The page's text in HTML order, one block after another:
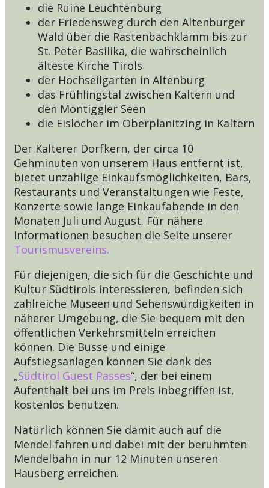
die Ruine Leuchtenburg
der Friedensweg durch den Altenburger
Wald über die Rastenbachklamm bis zur
St. Peter Basilika, die wahrscheinlich
älteste Kirche Tirols
der Hochseilgarten in Altenburg
das Frühlingstal zwischen Kaltern und
den Montiggler Seen
die Eislöcher im Oberplanitzing in Kaltern
Der Kalterer Dorfkern, der circa 10
Gehminuten von unserem Haus entfernt ist,
bietet unzählige Einkaufsmöglichkeiten, Bars,
Restaurants und Veranstaltungen wie Feste,
Konzerte sowie lange Einkaufabende in den
Monaten Juli und August. Für nähere
Informationen besuchen die Seite unserer
Tourismusvereins.
Für diejenigen, die sich für die Geschichte und
Kultur Südtirols interessieren, befinden sich
zahlreiche Museen und Sehenswürdigkeiten in
näherer Umgebung, die Sie bequem mit den
öffentlichen Verkehrsmitteln erreichen
können. Die Busse und einige
Aufstiegsanlagen können Sie dank des
„Südtirol Guest Passes“, der bei einem
Aufenthalt bei uns im Preis inbegriffen ist,
kostenlos benutzen.
Natürlich können Sie damit auch auf die
Mendel fahren und dabei mit der berühmten
Mendelbahn in nur 12 Minuten unseren
Hausberg erreichen.